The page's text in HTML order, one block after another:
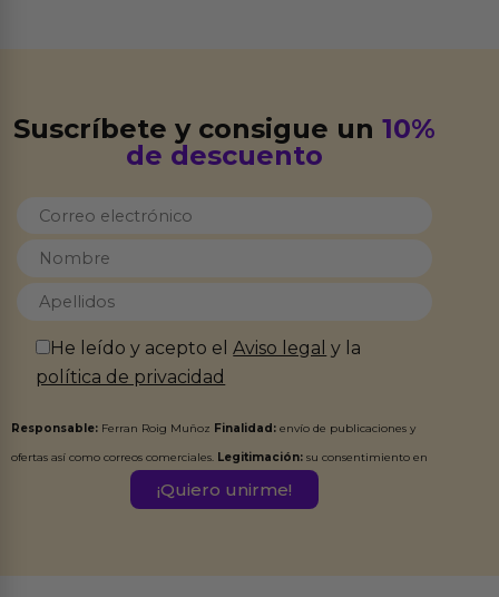
Suscríbete y consigue un10%
de descuento
He leído y acepto elAviso legal y la
política de privacidad
Responsable: Ferran Roig Muñoz Finalidad: envío de publicaciones y
ofertas así como correos comerciales. Legitimación: su consentimiento en
Destinatarios:Ferran Roig Muñoz. Podrás ejercer tus